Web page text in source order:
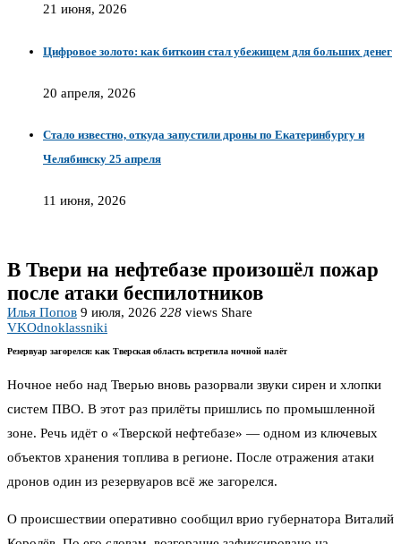
21 июня, 2026
Цифровое золото: как биткоин стал убежищем для больших денег
20 апреля, 2026
Стало известно, откуда запустили дроны по Екатеринбургу и
Челябинску 25 апреля
11 июня, 2026
В Твери на нефтебазе произошёл пожар
после атаки беспилотников
Илья Попов 9 июля, 2026 228 views Share
VKOdnoklassniki
Резервуар загорелся: как Тверская область встретила ночной налёт
Ночное небо над Тверью вновь разорвали звуки сирен и хлопки
систем ПВО. В этот раз прилёты пришлись по промышленной
зоне. Речь идёт о «Тверской нефтебазе» — одном из ключевых
объектов хранения топлива в регионе. После отражения атаки
дронов один из резервуаров всё же загорелся.
О происшествии оперативно сообщил врио губернатора Виталий